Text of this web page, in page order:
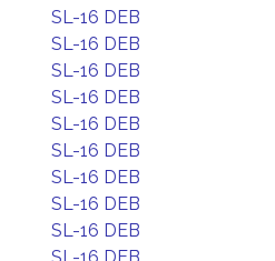
SL-16 DEB
SL-16 DEB
SL-16 DEB
SL-16 DEB
SL-16 DEB
SL-16 DEB
SL-16 DEB
SL-16 DEB
SL-16 DEB